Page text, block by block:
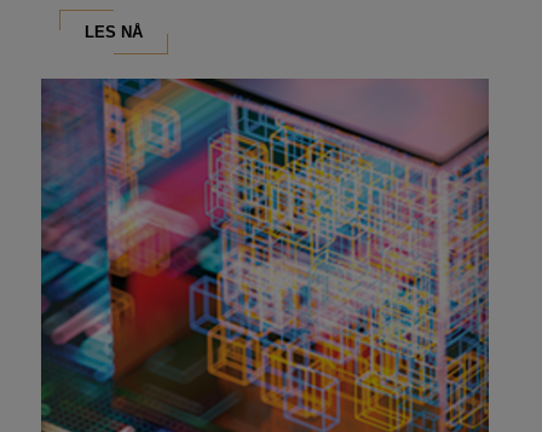
LES NÅ